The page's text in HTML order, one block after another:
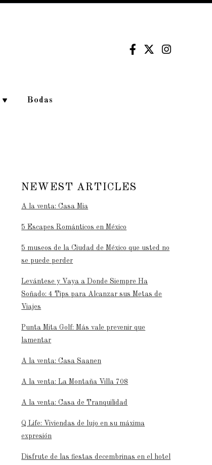
Bodas
NEWEST ARTICLES
A la venta: Casa Mia
5 Escapes Románticos en México
5 museos de la Ciudad de México que usted no
se puede perder
Levántese y Vaya a Donde Siempre Ha
Soñado: 4 Tips para Alcanzar sus Metas de
Viajes
Punta Mita Golf: Más vale prevenir que
lamentar
A la venta: Casa Saanen
A la venta: La Montaña Villa 708
A la venta: Casa de Tranquilidad
Q Life: Viviendas de lujo en su máxima
expresión
Disfrute de las fiestas decembrinas en el hotel